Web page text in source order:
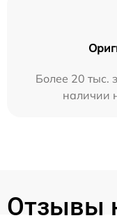
Более 20 тыс.
наличии
Отзывы